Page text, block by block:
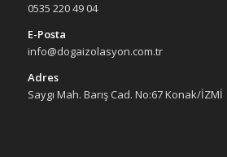
0535 220 49 04
E-Posta
info@dogaizolasyon.com.tr
Adres
Saygı Mah. Barış Cad. No:67 Konak/İZMİ